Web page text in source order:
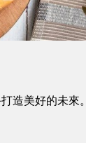
造美好的未來。